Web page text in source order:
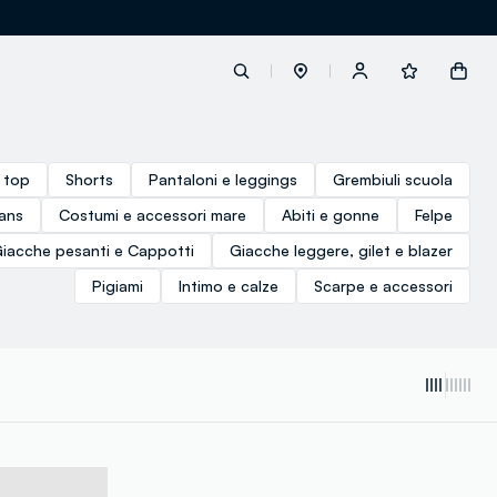
label.account.login
button.loginandregister
button.order.tracking
top Shorts Pantaloni e leggings
Grembiuli scuola
Costumi e accessori mare Abiti e gonne
Felpe
pesanti e Cappotti
Giacche leggere, gilet e blazer
Pigiami
Intimo e calze Scarpe e accessori